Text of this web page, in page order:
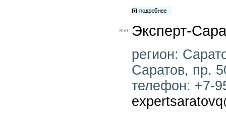
359. Эксперт-
регион:
Саратов, пр.
телефон: +7-